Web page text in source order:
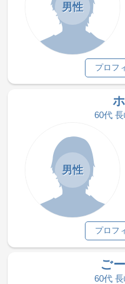
男性
プロフ
60代
男性
プロフ
ご
60代